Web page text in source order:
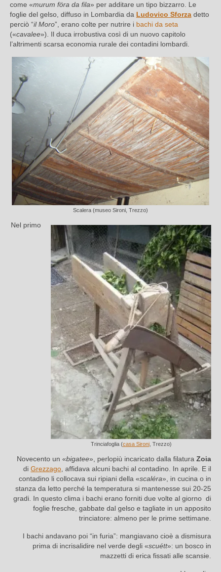
come «murum föra da fila» per additare un tipo bizzarro. Le
foglie del gelso, diffuso in Lombardia da Ludovico Sforza detto
perciò “il Moro”, erano colte per nutrire i bachi da seta
(«cavalee»). Il duca irrobustiva così di un nuovo capitolo
l’altrimenti scarsa economia rurale dei contadini lombardi.
Scalera (museo Sironi, Trezzo)
Trinciafoglia (casa Sironi, Trezzo)
Nel primo
Novecento un «bigatee», perlopiù incaricato dalla filatura Zoia
di Grezzago , affidava alcuni bachi al contadino. In aprile. E il
contadino li collocava sui ripiani della «scaléra», in cucina o in
stanza da letto perché la temperatura si mantenesse sui 20-25
gradi. In questo clima i bachi erano forniti due volte al giorno di
foglie fresche, gabbate dal gelso e tagliate in un apposito
trinciatore: almeno per le prime settimane.
I bachi andavano poi “in furia”: mangiavano cioè a dismisura
prima di incrisalidire nel verde degli «scuétt»: un bosco in
mazzetti di erica fissati alle scansie.